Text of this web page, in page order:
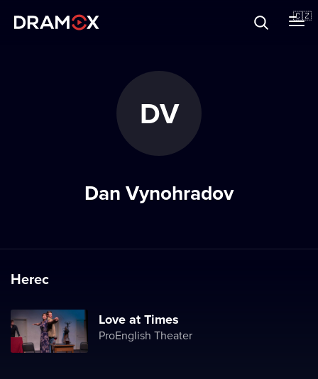
🇨🇿
DV
Dan Vynohradov
Herec
Love at Times
ProEnglish Theater